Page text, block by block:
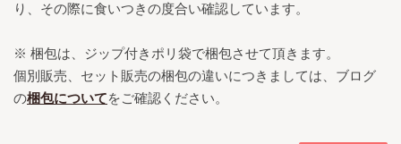
り、その際に食いつきの度合い確認しています。
※ 梱包は、ジップ付きポリ袋で梱包させて頂きます。
個別販売、セット販売の梱包の違いにつきましては、ブログ
の梱包についてをご確認ください。